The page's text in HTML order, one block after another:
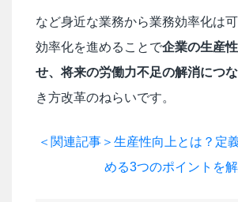
など身近な業務から業務効率化は
効率化を進めることで企業の生産
せ、将来の労働力不足の解消につ
き方改革のねらいです。
＜関連記事＞生産性向上とは？定
める3つのポイントを